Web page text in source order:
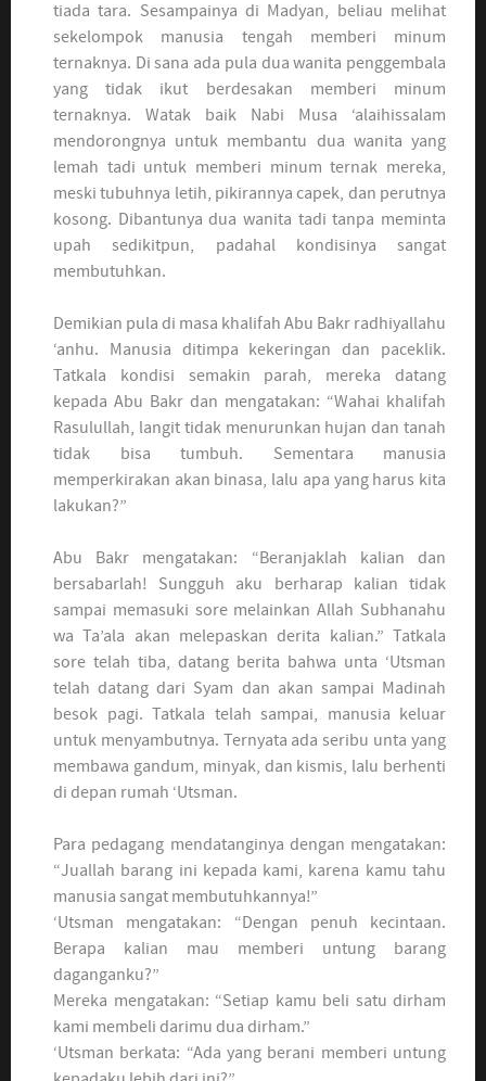
tiada tara. Sesampainya di Madyan, beliau melihat
sekelompok manusia tengah memberi minum
ternaknya. Di sana ada pula dua wanita penggembala
yang tidak ikut berdesakan memberi minum
ternaknya. Watak baik Nabi Musa ‘alaihissalam
mendorongnya untuk membantu dua wanita yang
lemah tadi untuk memberi minum ternak mereka,
meski tubuhnya letih, pikirannya capek, dan perutnya
kosong. Dibantunya dua wanita tadi tanpa meminta
upah sedikitpun, padahal kondisinya sangat
membutuhkan.
Demikian pula di masa khalifah Abu Bakr radhiyallahu
‘anhu. Manusia ditimpa kekeringan dan paceklik.
Tatkala kondisi semakin parah, mereka datang
kepada Abu Bakr dan mengatakan: “Wahai khalifah
Rasulullah, langit tidak menurunkan hujan dan tanah
tidak bisa tumbuh. Sementara manusia
memperkirakan akan binasa, lalu apa yang harus kita
lakukan?”
Abu Bakr mengatakan: “Beranjaklah kalian dan
bersabarlah! Sungguh aku berharap kalian tidak
sampai memasuki sore melainkan Allah Subhanahu
wa Ta’ala akan melepaskan derita kalian.” Tatkala
sore telah tiba, datang berita bahwa unta ‘Utsman
telah datang dari Syam dan akan sampai Madinah
besok pagi. Tatkala telah sampai, manusia keluar
untuk menyambutnya. Ternyata ada seribu unta yang
membawa gandum, minyak, dan kismis, lalu berhenti
di depan rumah ‘Utsman.
Para pedagang mendatanginya dengan mengatakan:
“Juallah barang ini kepada kami, karena kamu tahu
manusia sangat membutuhkannya!”
‘Utsman mengatakan: “Dengan penuh kecintaan.
Berapa kalian mau memberi untung barang
daganganku?”
Mereka mengatakan: “Setiap kamu beli satu dirham
kami membeli darimu dua dirham.”
‘Utsman berkata: “Ada yang berani memberi untung